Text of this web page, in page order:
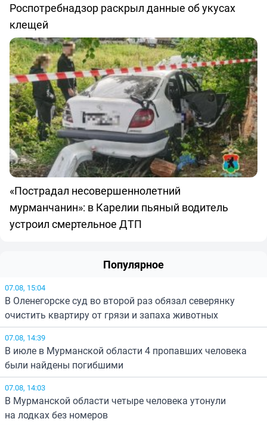
Роспотребнадзор раскрыл данные об укусах
клещей
«Пострадал несовершеннолетний
мурманчанин»: в Карелии пьяный водитель
устроил смертельное ДТП
Популярное
07.08, 15:04
В Оленегорске суд во второй раз обязал северянку
очистить квартиру от грязи и запаха животных
07.08, 14:39
В июле в Мурманской области 4 пропавших человека
были найдены погибшими
07.08, 14:03
В Мурманской области четыре человека утонули
на лодках без номеров